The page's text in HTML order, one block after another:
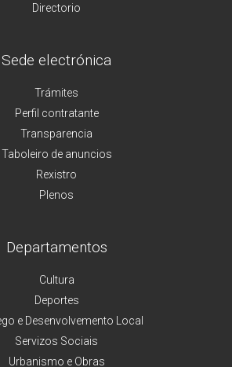
Directorio
Sede electrónica
Trámites
Perfil contratante
Transparencia
Taboleiro de anuncios
Rexistro
Plenos
Departamentos
Cultura
Deportes
e Desenvolvemento Local
Servizos Sociais
Urbanismo e Obras